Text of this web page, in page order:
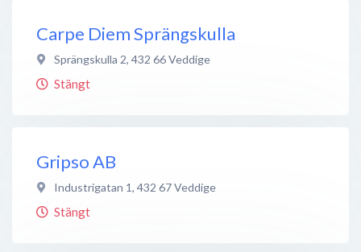
Carpe Diem Sprängskulla
Sprängskulla 2, 432 66Veddige
Stängt
Gripso AB
Industrigatan 1, 432 67Veddige
Stängt